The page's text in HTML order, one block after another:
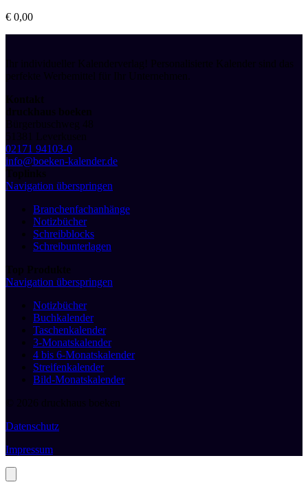
€ 0,00
Ihr individueller Kalenderverlag! Personalisierte Kalender sind das
perfekte Werbemittel für Ihr Unternehmen.
Kontakt
druckhaus boeken
Bürgerbuschweg 48
51381 Leverkusen
02171 94103-0
info@boeken-kalender.de
Toplinks
Navigation überspringen
Branchenfachanhänge
Notizbücher
Schreibblocks
Schreibunterlagen
Top Produkte
Navigation überspringen
Notizbücher
Buchkalender
Taschenkalender
3-Monatskalender
4 bis 6-Monatskalender
Streifenkalender
Bild-Monatskalender
© 2026 druckhaus boeken
Datenschutz
Impressum